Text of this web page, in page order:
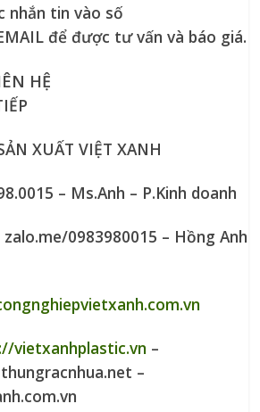
nhắn tin vào số
để được tư vấn và báo giá.
HỆ
XUẤT VIỆT XANH
– Ms.Anh – P.Kinh doanh
0983980015 – Hồng Anh
vietxanhplastic.vn –
–